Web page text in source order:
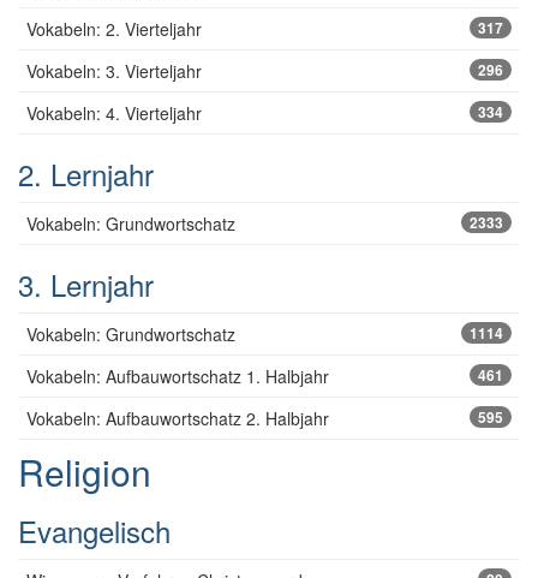
Vokabeln: 2. Vierteljahr 317
Vokabeln: 3. Vierteljahr 296
Vokabeln: 4. Vierteljahr 334
2. Lernjahr
Vokabeln: Grundwortschatz 2333
3. Lernjahr
Vokabeln: Grundwortschatz 1114
Vokabeln: Aufbauwortschatz 1. Halbjahr 461
Vokabeln: Aufbauwortschatz 2. Halbjahr 595
Religion
Evangelisch